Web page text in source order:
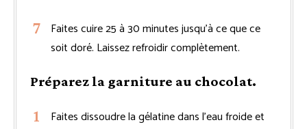
Faites cuire 25 à 30 minutes jusqu’à ce que ce
soit doré. Laissez refroidir complètement.
Préparez la garniture au chocolat.
Faites dissoudre la gélatine dans l’eau froide et